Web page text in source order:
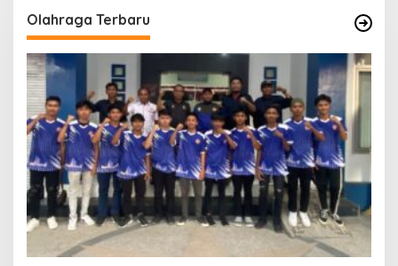
Olahraga Terbaru